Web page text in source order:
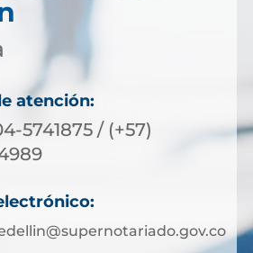
atención:
5741875 / (+57)